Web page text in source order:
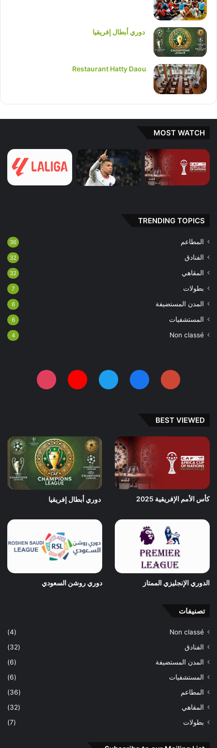
دوري أبطال إفريقيا
Restaurant Hatty Daou
MOST WATCH
TRENDING TOPICS
المطاعم 36
الفنادق 32
المقاهي 32
بطولات 7
المدن المستضيفة 6
المستشفيات 6
Non classé
4
BEST VIEWED
كأس الأمم الإفريقية 2025 دوري أبطال إفريقيا
الدوري الإنجليزي الممتاز دوري روشن السعودي
تصنيفات
Non classé
(4)
الفنادق
(32)
المدن المستضيفة
(6)
المستشفيات
(6)
المطاعم
(36)
المقاهي
(32)
بطولات
(7)